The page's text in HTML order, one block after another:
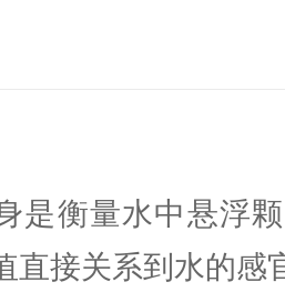
是衡量水中悬浮
直接关系到水的感